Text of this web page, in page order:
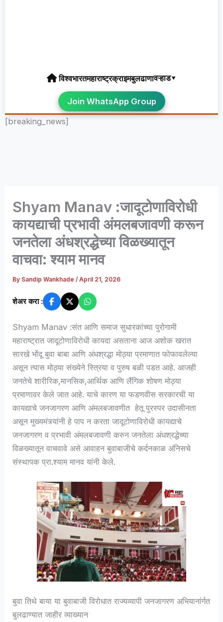
विश्वभारतमहाराष्ट्रक्राइमबुलढाणावऱ्हाड▾
Join WhatsApp Group
[breaking_news]
Shyam Manav :जादूटोणाविरोधी
कायद्याची प्रभावी अंमलबजावणी करून
जनतेला अंधश्रद्धेच्या विळख्यातून
वाचवा: श्याम मानव
By Sandip Wankhade/April 21, 2026
शेअर करा :
Shyam Manav :संत आणि समाज सुधारकांच्या पुरोगामी
महाराष्ट्रात जादूटोणाविरोधी कायदा असताना आज अशोक खरात
सारखे भोंदू बुवा बाबा आणि अंधश्रद्धा मोठ्या प्रमाणात फोफावलेल्या
असून त्यास मोठ्या संख्येने स्त्रिया व पुरुष बळी पडत आहे. आजही
जनतेचे शारीरिक,मानसिक,आर्थिक आणि लैंगिक शोषण मोठ्या
प्रमाणावर केले जात आहे. याचे कारण या फडणवीस सरकारची या
कायद्याचे जनजागरण आणि अंमलबजावणीत हेतू पुरस्पर उदासीनता
असून मुख्यमंत्र्यांनी हे पाप न करता जादूटोणाविरोधी कायद्याचे
जनजागरण व प्रभावी अंमलबजावणी करुन जनतेला अंधश्रद्धेच्या
विळख्यातून वाचवावे असे आवाहन बुवाबाजीचे कर्दनकाळ अंनिसचे
संस्थापक प्रा.श्याम मानव यांनी केले.
बुवा तिथे बाया या बुवाबाजी विरोधात राज्यव्यापी जनजागरण अभियानांर्गत
बुलढाण्यात जाहीर व्याख्यान